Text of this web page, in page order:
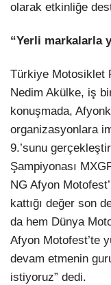
olarak etkinliğe
“Yerli markalarla
Türkiye Motosiklet
Nedim Akülke, iş
konuşmada,
organizasyonlara
9.’sunu
Şampiyonası
NG Afyon
kattığı değer son
da hem Dünya
Afyon Motofest’te
devam etmenin
istiyoruz” dedi.